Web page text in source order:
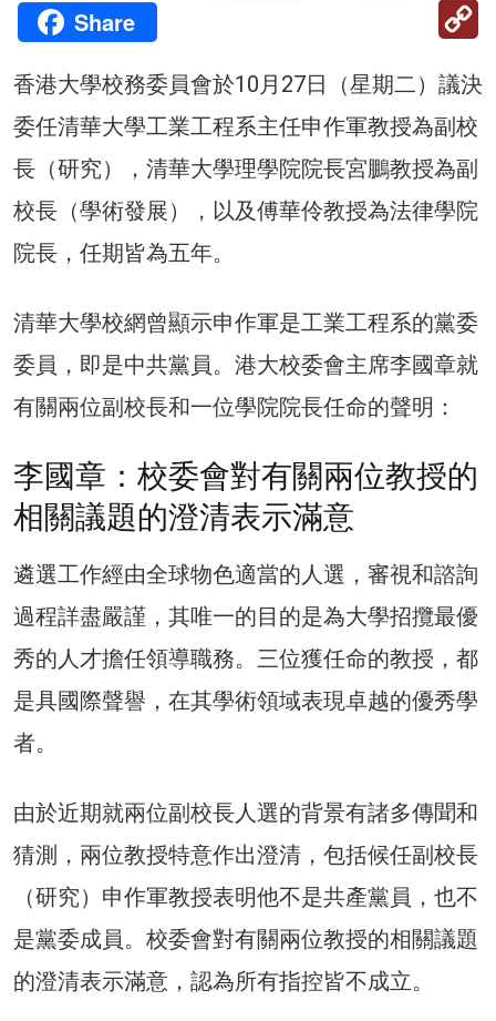
Share
香港大學校務委員會於10月27日（星期二）議決
委任清華大學工業工程系主任申作軍教授為副校
長（研究），清華大學理學院院長宮鵬教授為副
校長（學術發展），以及傅華伶教授為法律學院
院長，任期皆為五年。
清華大學校網曾顯示申作軍是工業工程系的黨委
委員，即是中共黨員。港大校委會主席李國章就
有關兩位副校長和一位學院院長任命的聲明：
李國章：校委會對有關兩位教授的
相關議題的澄清表示滿意
遴選工作經由全球物色適當的人選，審視和諮詢
過程詳盡嚴謹，其唯一的目的是為大學招攬最優
秀的人才擔任領導職務。三位獲任命的教授，都
是具國際聲譽，在其學術領域表現卓越的優秀學
者。
由於近期就兩位副校長人選的背景有諸多傳聞和
猜測，兩位教授特意作出澄清，包括候任副校長
（研究）申作軍教授表明他不是共產黨員，也不
是黨委成員。校委會對有關兩位教授的相關議題
的澄清表示滿意，認為所有指控皆不成立。